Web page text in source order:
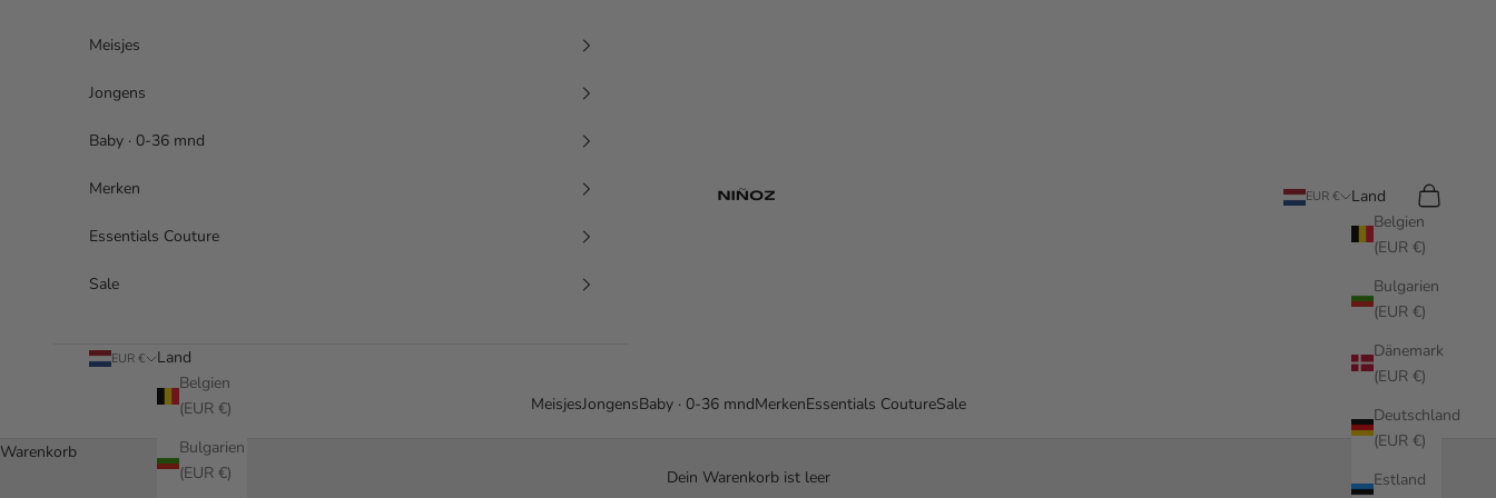
MeisjesJongensBaby · 0-36 mndMerkenEssentials CoutureSale
EUR €
Land
Belgien
(EUR €)
Bulgarien
(EUR €)
Dänemark
(EUR €)
Deutschland
(EUR €)
Estland
SuchenWarenkorb
Meisjes
Jongens
Baby · 0-36 mnd
Merken
Essentials Couture
Sale
EUR €
Land
Belgien
(EUR €)
Bulgarien
(EUR €)
Warenkorb
Dein Warenkorb ist leer